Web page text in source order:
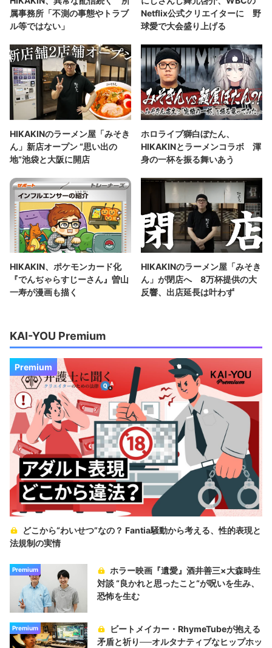
属事務所「不測の事態やトラブ
ル等ではない」
Netflix公式クリエイターに 野
球愛で大会盛り上げる
HIKAKINのラーメン屋「みそき
ん」新店オープン “思い出の
地”池袋と大阪に開店
ホロライブ獅白ぼたん、
HIKAKINとラーメンコラボ 渾
身の一杯を振る舞いあう
HIKAKIN、ポケモンカード化
『でんぢゃらすじーさん』曽山
一寿が漫画も描く
HIKAKINのラーメン屋「みそき
ん」が閉店へ 8万杯提供の大
反響、出店延長は叶わず
KAI-YOU Premium
Premium
どこから“わいせつ”なの？ Fantia騒動から考える、性的表現と
法規制の実情
Premium
ホラー映画『遺愛』酒井善三×大森時生
対談 “良かれと思ったこと“が呪いを生み、
恐怖を生む
Premium
ビートメイカー・RhymeTubeが抱える
矛盾と祈り──オルタナティブなヒップホッ